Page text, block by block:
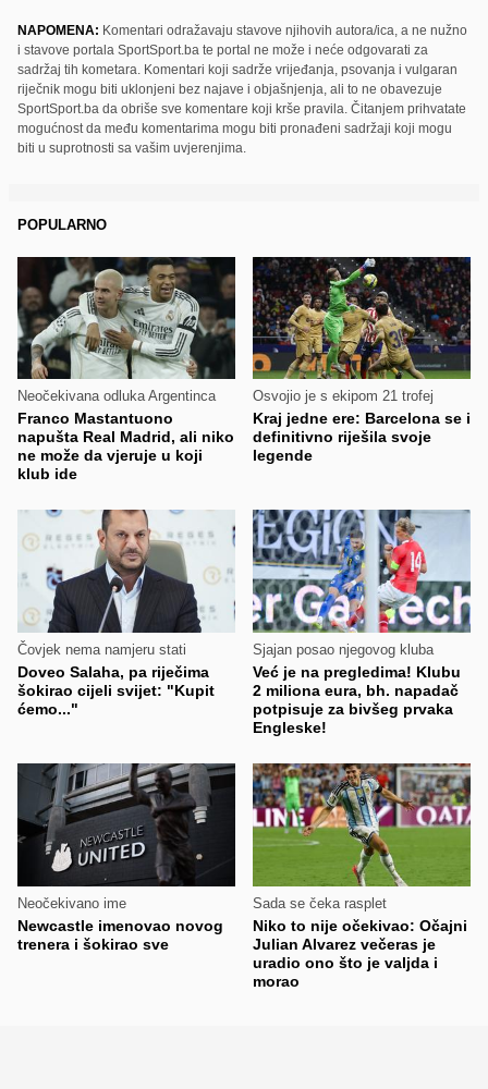
NAPOMENA: Komentari odražavaju stavove njihovih autora/ica, a ne nužno
i stavove portala SportSport.ba te portal ne može i neće odgovarati za
sadržaj tih kometara. Komentari koji sadrže vrijeđanja, psovanja i vulgaran
riječnik mogu biti uklonjeni bez najave i objašnjenja, ali to ne obavezuje
SportSport.ba da obriše sve komentare koji krše pravila. Čitanjem prihvatate
mogućnost da među komentarima mogu biti pronađeni sadržaji koji mogu
biti u suprotnosti sa vašim uvjerenjima.
POPULARNO
Neočekivana odluka Argentinca
Franco Mastantuono
napušta Real Madrid, ali niko
ne može da vjeruje u koji
klub ide
Osvojio je s ekipom 21 trofej
Kraj jedne ere: Barcelona se i
definitivno riješila svoje
legende
Čovjek nema namjeru stati
Doveo Salaha, pa riječima
šokirao cijeli svijet: "Kupit
ćemo..."
Sjajan posao njegovog kluba
Već je na pregledima! Klubu
2 miliona eura, bh. napadač
potpisuje za bivšeg prvaka
Engleske!
Neočekivano ime
Newcastle imenovao novog
trenera i šokirao sve
Sada se čeka rasplet
Niko to nije očekivao: Očajni
Julian Alvarez večeras je
uradio ono što je valjda i
morao